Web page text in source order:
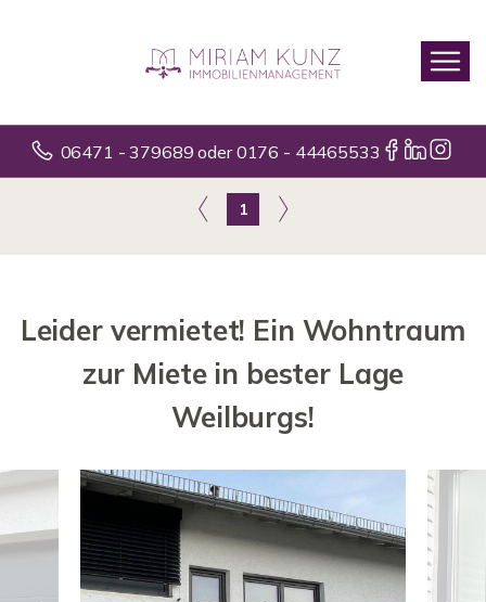
06471 - 379689 oder 0176 - 44465533
1
Leider vermietet! Ein Wohntraum
zur Miete in bester Lage
Weilburgs!